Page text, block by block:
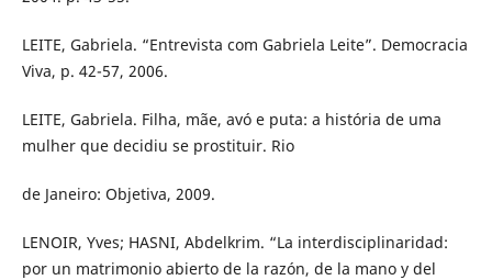
LEITE, Gabriela. “Entrevista com Gabriela Leite”. Democracia
Viva, p. 42-57, 2006.
LEITE, Gabriela. Filha, mãe, avó e puta: a história de uma
mulher que decidiu se prostituir. Rio
de Janeiro: Objetiva, 2009.
LENOIR, Yves; HASNI, Abdelkrim. “La interdisciplinaridad:
por un matrimonio abierto de la razón, de la mano y del